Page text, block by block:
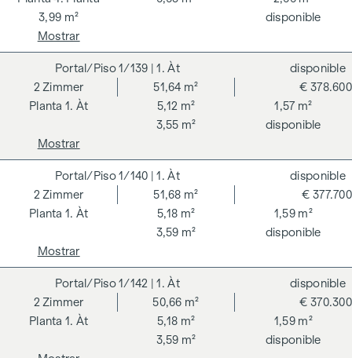
3,99 m²
disponible
Mostrar
1/139 | 1. Àt
1. Àt
2 Zimmer
51,64 m²
5,12 m²
1,57 m²
3,55 m²
€ 378.600
disponible
disponible
Mostrar
1/140 | 1. Àt
1. Àt
2 Zimmer
51,68 m²
5,18 m²
1,59 m²
3,59 m²
€ 377.700
disponible
disponible
Mostrar
1/142 | 1. Àt
1. Àt
2 Zimmer
50,66 m²
5,18 m²
1,59 m²
3,59 m²
€ 370.300
disponible
disponible